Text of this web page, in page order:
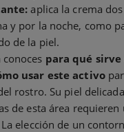
aplica la crema
y por la noche, como
de la piel.
para qué
usar este activo
rostro. Su piel
de esta área
elección de un